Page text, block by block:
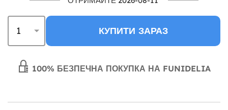
КУПИТИ ЗАРАЗ
100% БЕЗПЕЧНА ПОКУПКА НА FUNIDELIA